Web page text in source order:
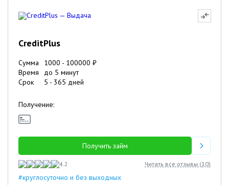
CreditPlus
Сумма 1000 - 100000 ₽
Время
до 5 минут
Срок
5 - 365 дней
Получение:
Получить займ
4.2 Читать все отзывы (10)
#круглосуточно и без выходных